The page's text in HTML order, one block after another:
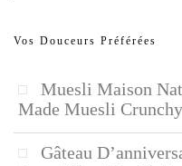
Vos Douceurs Préférées
Muesli Maison
Made Muesli
Gâteau